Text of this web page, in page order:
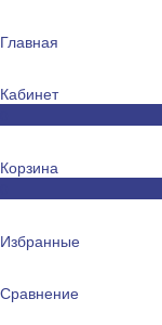
Главная
Кабинет
Корзина
Избранные
Сравнение